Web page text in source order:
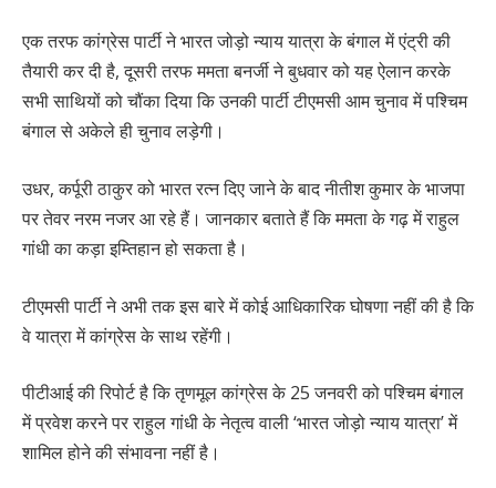
एक तरफ कांग्रेस पार्टी ने भारत जोड़ो न्याय यात्रा के बंगाल में एंट्री की
तैयारी कर दी है, दूसरी तरफ ममता बनर्जी ने बुधवार को यह ऐलान करके
सभी साथियों को चौंका दिया कि उनकी पार्टी टीएमसी आम चुनाव में पश्चिम
बंगाल से अकेले ही चुनाव लड़ेगी।
उधर, कर्पूरी ठाकुर को भारत रत्न दिए जाने के बाद नीतीश कुमार के भाजपा
पर तेवर नरम नजर आ रहे हैं। जानकार बताते हैं कि ममता के गढ़ में राहुल
गांधी का कड़ा इम्तिहान हो सकता है।
टीएमसी पार्टी ने अभी तक इस बारे में कोई आधिकारिक घोषणा नहीं की है कि
वे यात्रा में कांग्रेस के साथ रहेंगी।
पीटीआई की रिपोर्ट है कि तृणमूल कांग्रेस के 25 जनवरी को पश्चिम बंगाल
में प्रवेश करने पर राहुल गांधी के नेतृत्व वाली ‘भारत जोड़ो न्याय यात्रा’ में
शामिल होने की संभावना नहीं है।